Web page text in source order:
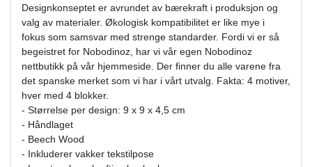
Designkonseptet er avrundet av bærekraft i produksjon og
valg av materialer. Økologisk kompatibilitet er like mye i
fokus som samsvar med strenge standarder. Fordi vi er så
begeistret for Nobodinoz, har vi vår egen Nobodinoz
nettbutikk på vår hjemmeside. Der finner du alle varene fra
det spanske merket som vi har i vårt utvalg. Fakta: 4 motiver,
hver med 4 blokker.
- Størrelse per design: 9 x 9 x 4,5 cm
- Håndlaget
- Beech Wood
- Inkluderer vakker tekstilpose